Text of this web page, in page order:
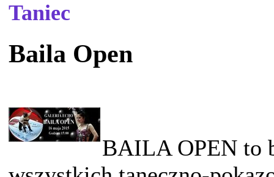
Taniec
Baila Open
BAILA OPEN to